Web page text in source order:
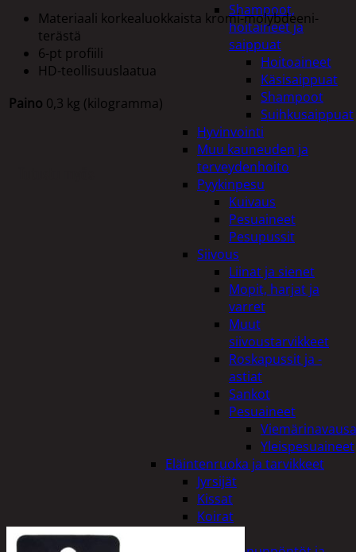
Shampoot,
hoitaineet ja
saippuat
Hoitoaineet
Käsisaippuat
Shampoot
Suihkusaippuat
Hyvinvointi
Muu kauneuden ja
terveydenhoito
Pyykinpesu
Kuivaus
Pesuaineet
Pesupussit
Siivous
Liinat ja sienet
Mopit, harjat ja
varret
Muut
siivoustarvikkeet
Roskapussit ja -
astiat
Sankot
Pesuaineet
Yleispesuaineet
Eläintenruoka ja tarvikkeet
Jyrsijät
Kissat
Koirat
Materiaali korkealuokkaista kromi-molybdeeni-
terästä
6-pt profiili
HD-teollisuuslaatua
Paino 0,3 kg (kilogramma)